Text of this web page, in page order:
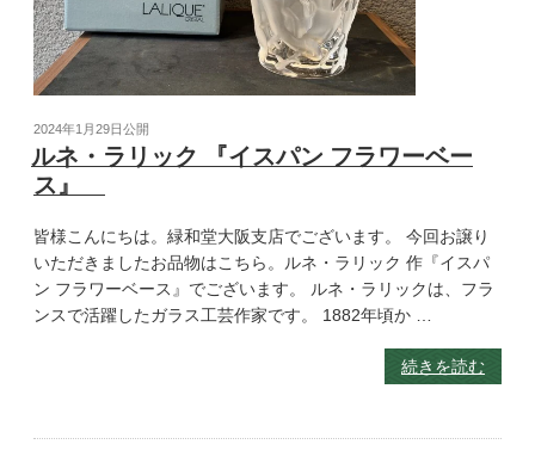
2024年1月29日公開
ルネ・ラリック 『イスパン フラワーベー
ス』
皆様こんにちは。緑和堂大阪支店でございます。 今回お譲り
いただきましたお品物はこちら。ルネ・ラリック 作『イスパ
ン フラワーベース』でございます。 ルネ・ラリックは、フラ
ンスで活躍したガラス工芸作家です。 1882年頃か …
続きを読む